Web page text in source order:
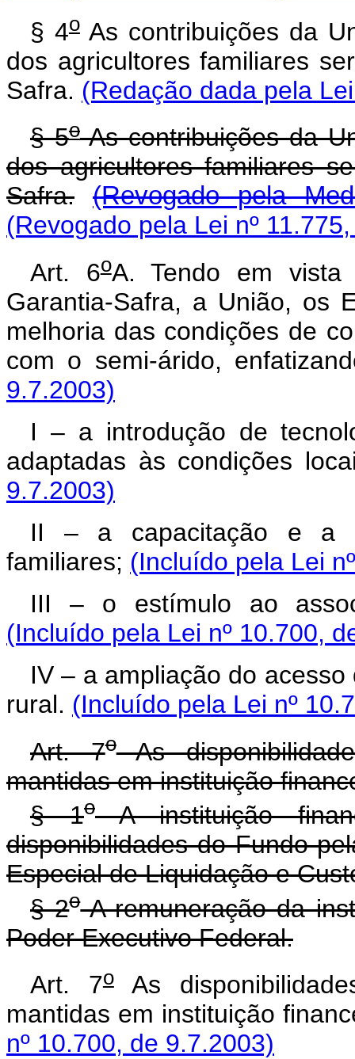
§ 4oAs contribuições da
dos agricultores familiares
Safra. (Redação dada pela
§ 5oAs contribuições da
dos agricultores familiares
Safra.
(Revogado pela
(Revogado pela Lei nº
Art. 6oA. Tendo em
Garantia-Safra, a União, os
melhoria das condições de
com o semi-árido,
9.7.2003)
I – a introdução de
adaptadas às condições
9.7.2003)
II – a capacitação e a
familiares; (Incluído pela Lei
III – o estímulo ao
(Incluído pela Lei nº 10.700,
IV – a ampliação do
rural. (Incluído pela Lei nº
Art. 7oAs
mantidas em instituição
§ 1oA instituição
disponibilidades do Fundo
Especial de Liquidação e
§ 2oA remuneração da
Poder Executivo Federal.
Art. 7oAs
mantidas em instituição
nº 10.700, de 9.7.2003)